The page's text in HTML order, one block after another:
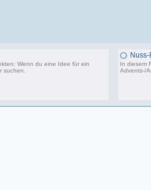
Wenn du eine Idee für ein
suchen.
Nuss-
In diesem
Advents-/